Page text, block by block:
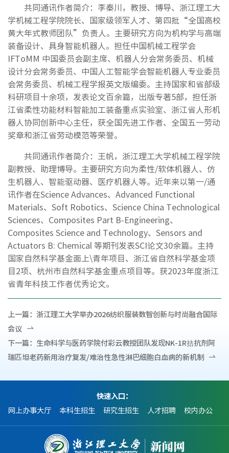
共同通讯作者简介：李秦川，教授、博导、浙江理工大
学机械工程学院院长、国家级领军人才、第四批“全国高校
黄大年式教师团队”负责人。主要研究方向为机构学与高端
装备设计、具身智能机器人。担任中国机械工程学会
IFToMM 中国委员会副主席、机器人分会常务委员、机械
设计分会常务委员、中国人工智能学会智能机器人专业委员
会常务委员、机械工程学报英文版编委。主持国家和省部级
科研项目十余项，发表论文百余篇，出版专著5部，担任浙
江省柔性功能材料智能加工装备重点实验室、浙江省人形机
器人协同创新中心主任，获全国先进工作者、全国五一劳动
奖章和浙江省劳动模范等荣誉。
共同通讯作者简介：王帆，浙江理工大学机械工程学院
副教授、助理博导。主要研究方向为柔性/软体机器人、仿
生机器人、智能驱动器、医疗机器人等。近年来以第一/通
讯作者在Science Advances、Advanced Functional
Materials、Soft Robotics、Science China Technological
Sciences、Composites Part B-Engineering、
Composites Science and Technology、Sensors and
Actuators B: Chemical 等期刊发表SCI论文30余篇。主持
国家自然科学基金面上\青年项目、浙江省自然科学基金项
目2项、杭州市自然科学基金重点项目等。获2023年度浙江
省青年科技工作者优秀论文。
上一篇： 浙江理工大学举办2026纺织服装数智创新与时尚融合国际
会议
下一篇： 生命科学与医药学院付彩云教授团队发现NK-1R拮抗剂阿
瑞匹坦老药新用治疗复发/难治性急性淋巴细胞白血病的新机制
快速入口：
网上办事大厅
本科生招生 研究生招生 人才招聘 校内办公